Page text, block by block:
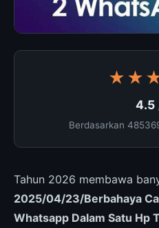
4.5
Berdasarkan
Tahun 2026 membawa
2025/04/23/Berbahaya
Whatsapp Dalam Satu Hp